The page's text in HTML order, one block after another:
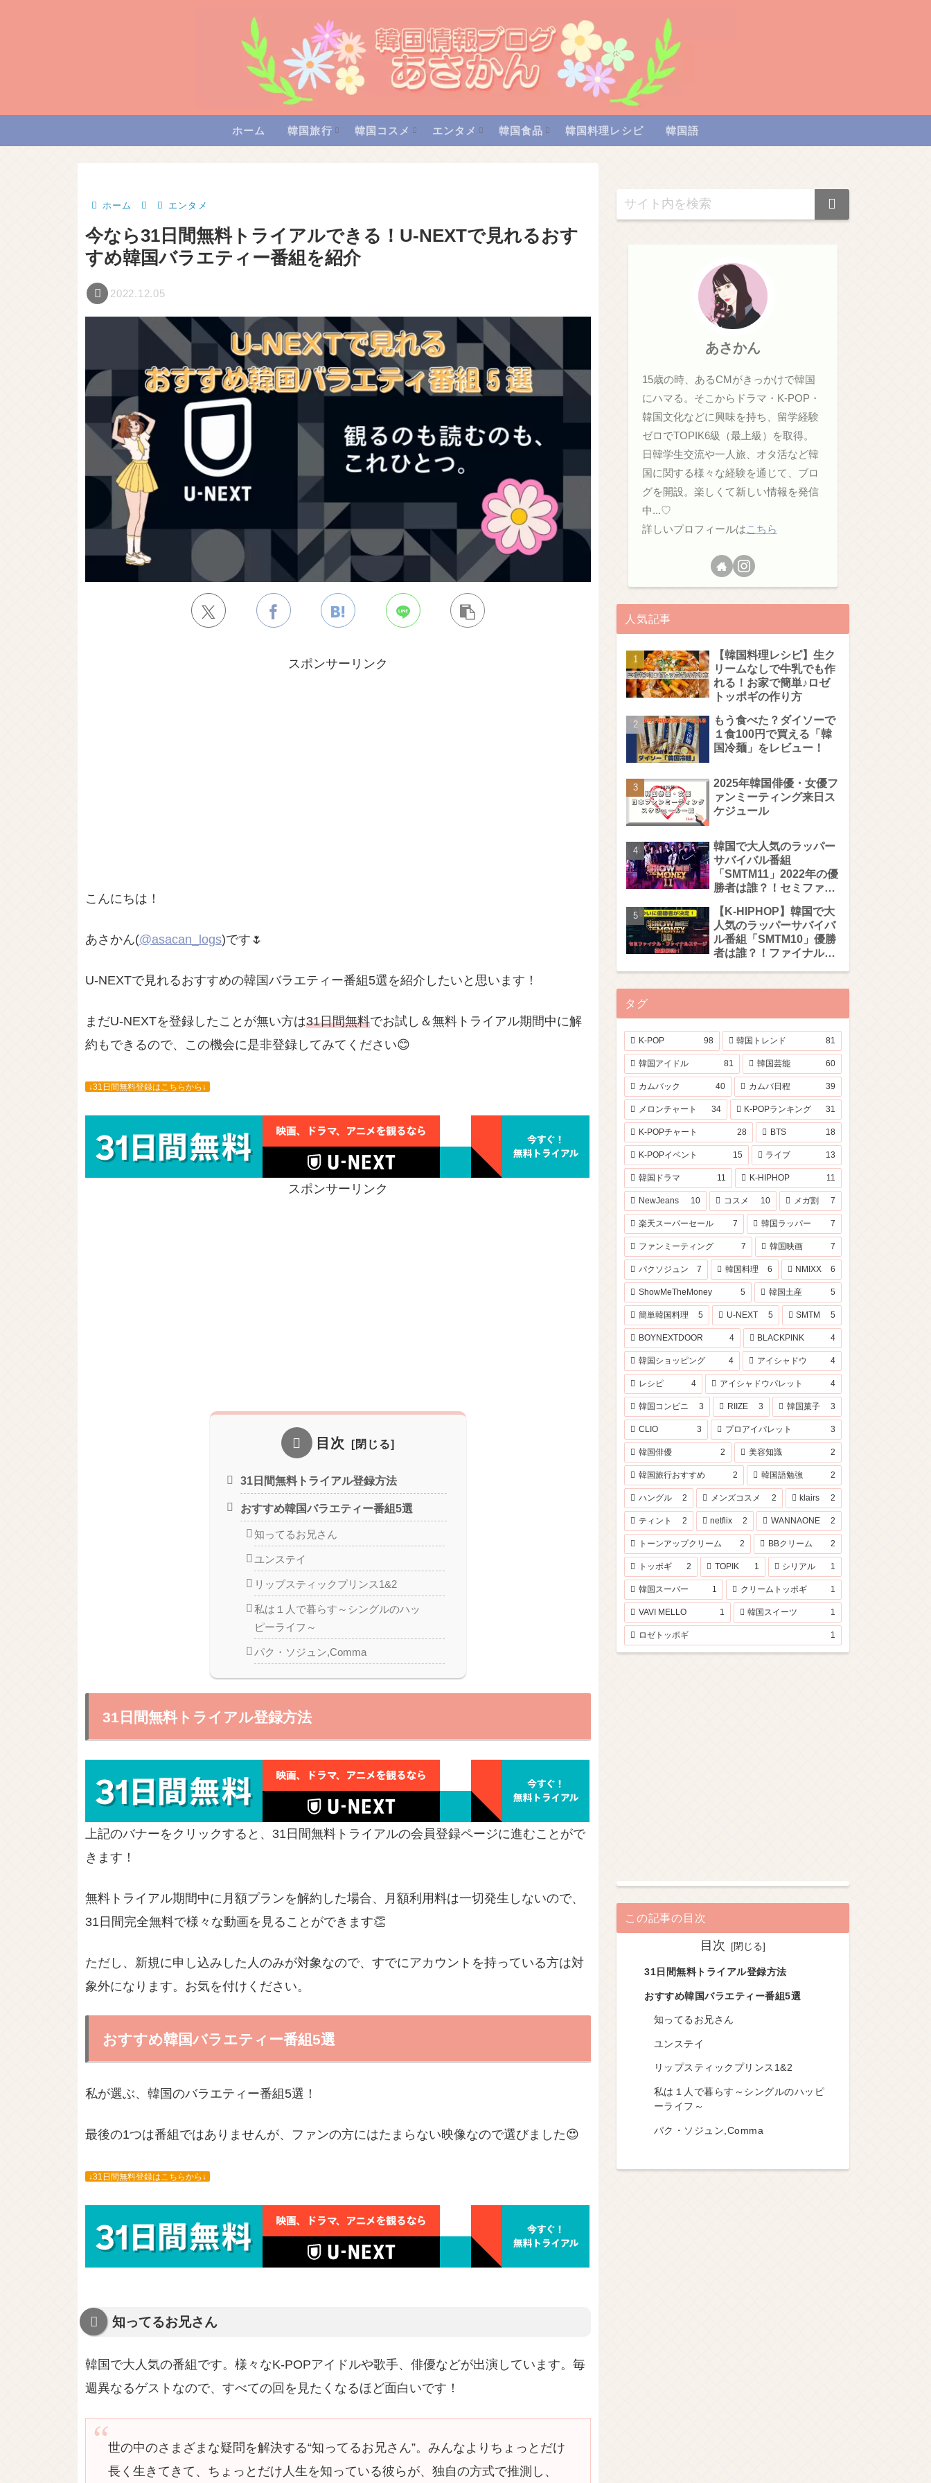
ホーム 韓国旅行 韓国コスメ エンタメ 韓国食品 韓国料理レシピ 韓国語
ホーム エンタメ
今なら31日間無料トライアルできる！U-NEXTで見れるおす
すめ韓国バラエティー番組を紹介
2022.12.05
スポンサーリンク
こんにちは！
あさかん(@asacan_logs)です🌷
U-NEXTで見れるおすすめの韓国バラエティー番組5選を紹介したいと思います！
まだU-NEXTを登録したことが無い方は31日間無料でお試し＆無料トライアル期間中に解
約もできるので、この機会に是非登録してみてください😊
↓31日間無料登録はこちらから↓
スポンサーリンク
目次
31日間無料トライアル登録方法
おすすめ韓国バラエティー番組5選
知ってるお兄さん
ユンステイ
リップスティックプリンス1&2
私は１人で暮らす～シングルのハッ
ピーライフ～
パク・ソジュン,Comma
31日間無料トライアル登録方法
上記のバナーをクリックすると、31日間無料トライアルの会員登録ページに進むことがで
きます！
無料トライアル期間中に月額プランを解約した場合、月額利用料は一切発生しないので、
31日間完全無料で様々な動画を見ることができます👏
ただし、新規に申し込みした人のみが対象なので、すでにアカウントを持っている方は対
象外になります。お気を付けください。
おすすめ韓国バラエティー番組5選
私が選ぶ、韓国のバラエティー番組5選！
最後の1つは番組ではありませんが、ファンの方にはたまらない映像なので選びました😍
↓31日間無料登録はこちらから↓
知ってるお兄さん
韓国で大人気の番組です。様々なK-POPアイドルや歌手、俳優などが出演しています。毎
週異なるゲストなので、すべての回を見たくなるほど面白いです！
世の中のさまざまな疑問を解決する“知ってるお兄さん”。みんなよりちょっとだけ
長く生きてきて、ちょっとだけ人生を知っている彼らが、独自の方式で推測し、
あさかん
15歳の時、あるCMがきっかけで韓国
にハマる。そこからドラマ・K-POP・
韓国文化などに興味を持ち、留学経験
ゼロでTOPIK6級（最上級）を取得。
日韓学生交流や一人旅、オタ活など韓
国に関する様々な経験を通じて、ブロ
グを開設。楽しくて新しい情報を発信
中...♡
詳しいプロフィールはこちら
人気記事
【韓国料理レシピ】生ク
リームなしで牛乳でも作
れる！お家で簡単♪ロゼ
トッポギの作り方
もう食べた？ダイソーで
１食100円で買える「韓
国冷麺」をレビュー！
2025年韓国俳優・女優フ
ァンミーティング来日ス
ケジュール
韓国で大人気のラッパー
サバイバル番組
「SMTM11」2022年の優
勝者は誰？！セミファイ
ジを徹底解説！
【K-HIPHOP】韓国で大
人気のラッパーサバイバ
ル番組「SMTM10」優勝
者は誰？！ファイナルス
タグ
K-POP 98 韓国トレンド 81
韓国アイドル 81 韓国芸能 60
カムバック 40 カムバ日程 39
メロンチャート 34 K-POPランキング 31
K-POPチャート 28 BTS 18
K-POPイベント 15 ライブ 13
韓国ドラマ 11 K-HIPHOP 11
NewJeans 10 コスメ 10 メガ割 7
楽天スーパーセール 7 韓国ラッパー 7
ファンミーティング 7 韓国映画 7
パクソジュン 7 韓国料理 6 NMIXX 6
ShowMeTheMoney 5 韓国土産 5
簡単韓国料理 5 U-NEXT 5 SMTM 5
BOYNEXTDOOR 4 BLACKPINK 4
韓国ショッピング 4 アイシャドウ 4
レシピ 4 アイシャドウパレット 4
韓国コンビニ 3 RIIZE 3 韓国菓子 3
CLIO 3 プロアイパレット 3
韓国俳優 2 美容知識 2
韓国旅行おすすめ 2 韓国語勉強 2
ハングル 2 メンズコスメ 2 klairs 2
ティント 2 netflix 2 WANNAONE 2
トーンアップクリーム 2 BBクリーム 2
トッポギ 2 TOPIK 1 シリアル 1
韓国スーパー 1 クリームトッポギ 1
VAVI MELLO 1 韓国スイーツ 1
ロゼトッポギ 1
この記事の目次
目次
31日間無料トライアル登録方法
おすすめ韓国バラエティー番組5選
知ってるお兄さん
ユンステイ
リップスティックプリンス1&2
私は１人で暮らす～シングルのハッピ
ーライフ～
パク・ソジュン,Comma